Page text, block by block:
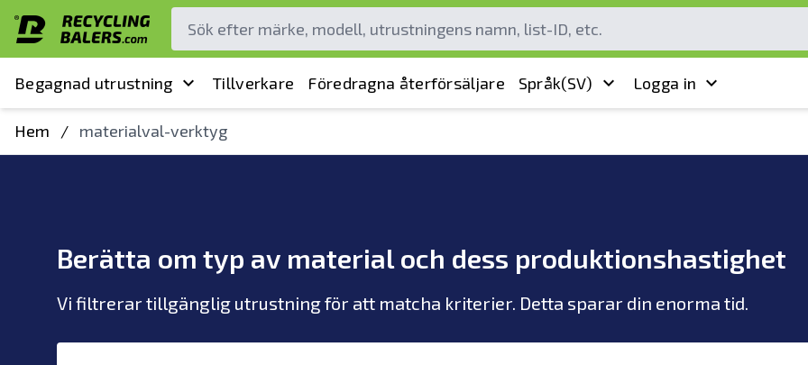
Begagnad utrustning Tillverkare Föredragna återförsäljare Språk(SV) Logga in
Hem / materialval-verktyg
Berätta om typ av material och dess produktionshastighet
Vi filtrerar tillgänglig utrustning för att matcha kriterier. Detta sparar din enorma tid.